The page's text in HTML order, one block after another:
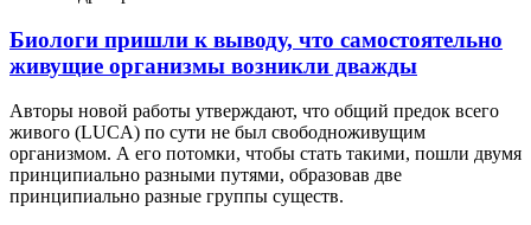
Биологи пришли к выводу, что самостоятельно
живущие организмы возникли дважды
Авторы новой работы утверждают, что общий предок всего
живого (LUCA) по сути не был свободноживущим
организмом. А его потомки, чтобы стать такими, пошли двумя
принципиально разными путями, образовав две
принципиально разные группы существ.